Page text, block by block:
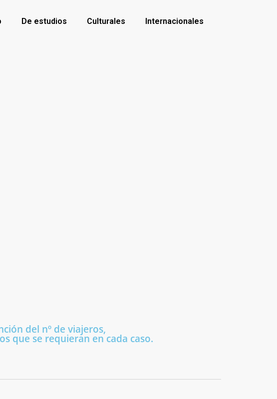
De estudios Culturales Internacionales
del nº de viajeros,
que se requieran en cada caso.